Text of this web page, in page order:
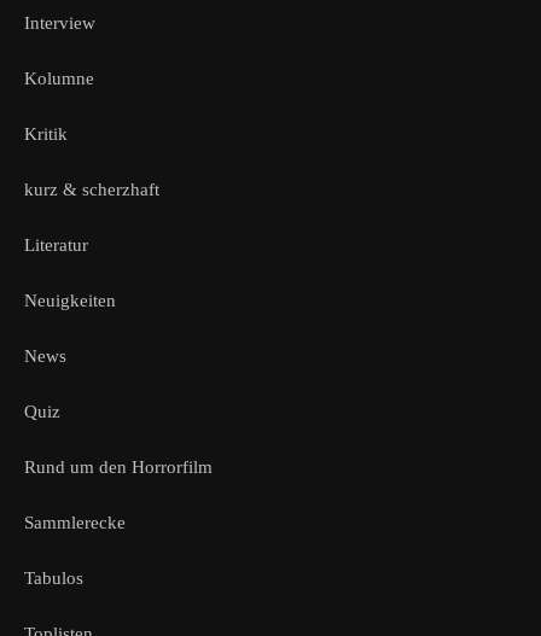
Interview
Kolumne
Kritik
kurz & scherzhaft
Literatur
Neuigkeiten
News
Quiz
Rund um den Horrorfilm
Sammlerecke
Tabulos